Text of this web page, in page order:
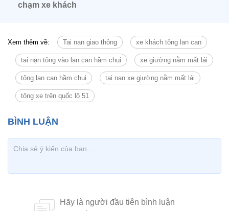
chạm xe khách
Xem thêm về: Tai nạn giao thông xe khách tông lan can
tai nạn tông vào lan can hầm chui xe giường nằm mất lái
tông lan can hầm chui tai nạn xe giường nằm mất lái
tông xe trên quốc lộ 51